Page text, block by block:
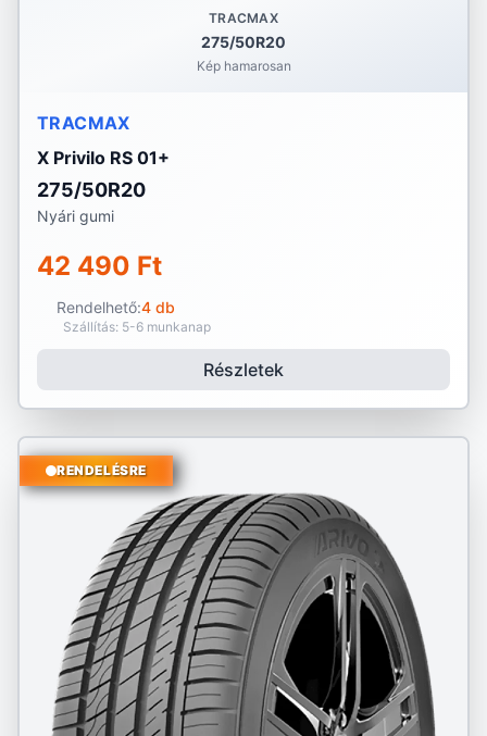
TRACMAX
275/50R20
Kép hamarosan
TRACMAX
X Privilo RS 01+
275/50R20
Nyári gumi
42 490 Ft
Rendelhető:4 db
Szállítás: 5-6 munkanap
Részletek
RENDELÉSRE